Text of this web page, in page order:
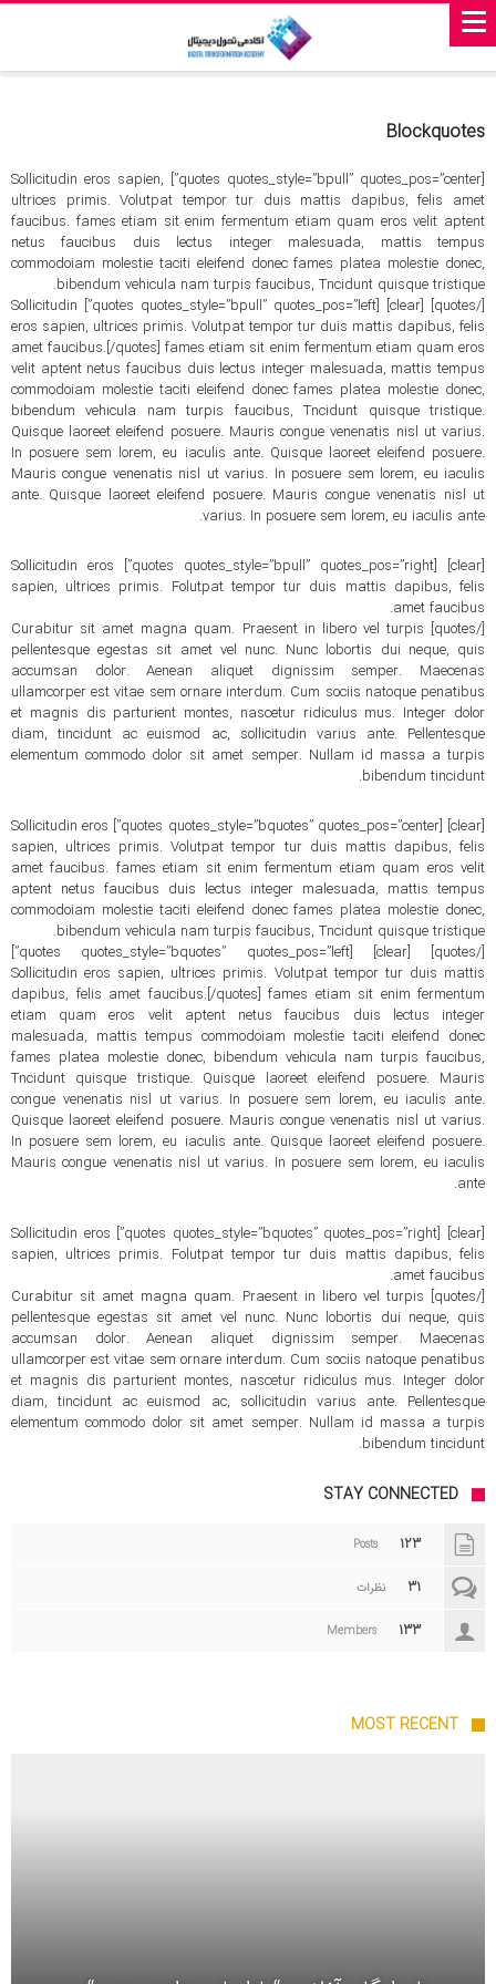
Blockquotes
[quotes quotes_style=”bpull” quotes_pos=”center”] Sollicitudin eros sapien,
ultrices primis. Volutpat tempor tur duis mattis dapibus, felis amet
faucibus. fames etiam sit enim fermentum etiam quam eros velit aptent
netus faucibus duis lectus integer malesuada, mattis tempus
commodoiam molestie taciti eleifend donec fames platea molestie donec,
bibendum vehicula nam turpis faucibus, Tncidunt quisque tristique.
[/quotes] [clear] [quotes quotes_style=”bpull” quotes_pos=”left”] Sollicitudin
eros sapien, ultrices primis. Volutpat tempor tur duis mattis dapibus, felis
amet faucibus.[/quotes] fames etiam sit enim fermentum etiam quam eros
velit aptent netus faucibus duis lectus integer malesuada, mattis tempus
commodoiam molestie taciti eleifend donec fames platea molestie donec,
bibendum vehicula nam turpis faucibus, Tncidunt quisque tristique.
Quisque laoreet eleifend posuere. Mauris congue venenatis nisl ut varius.
In posuere sem lorem, eu iaculis ante. Quisque laoreet eleifend posuere.
Mauris congue venenatis nisl ut varius. In posuere sem lorem, eu iaculis
ante. Quisque laoreet eleifend posuere. Mauris congue venenatis nisl ut
varius. In posuere sem lorem, eu iaculis ante.
[clear] [quotes quotes_style=”bpull” quotes_pos=”right”] Sollicitudin eros
sapien, ultrices primis. Folutpat tempor tur duis mattis dapibus, felis
amet faucibus.
[/quotes] Curabitur sit amet magna quam. Praesent in libero vel turpis
pellentesque egestas sit amet vel nunc. Nunc lobortis dui neque, quis
accumsan dolor. Aenean aliquet dignissim semper. Maecenas
ullamcorper est vitae sem ornare interdum. Cum sociis natoque penatibus
et magnis dis parturient montes, nascetur ridiculus mus. Integer dolor
diam, tincidunt ac euismod ac, sollicitudin varius ante. Pellentesque
elementum commodo dolor sit amet semper. Nullam id massa a turpis
bibendum tincidunt.
[clear] [quotes quotes_style=”bquotes” quotes_pos=”center”] Sollicitudin eros
sapien, ultrices primis. Volutpat tempor tur duis mattis dapibus, felis
amet faucibus. fames etiam sit enim fermentum etiam quam eros velit
aptent netus faucibus duis lectus integer malesuada, mattis tempus
commodoiam molestie taciti eleifend donec fames platea molestie donec,
bibendum vehicula nam turpis faucibus, Tncidunt quisque tristique.
[/quotes] [clear] [quotes quotes_style=”bquotes” quotes_pos=”left”]
Sollicitudin eros sapien, ultrices primis. Volutpat tempor tur duis mattis
dapibus, felis amet faucibus.[/quotes] fames etiam sit enim fermentum
etiam quam eros velit aptent netus faucibus duis lectus integer
malesuada, mattis tempus commodoiam molestie taciti eleifend donec
fames platea molestie donec, bibendum vehicula nam turpis faucibus,
Tncidunt quisque tristique. Quisque laoreet eleifend posuere. Mauris
congue venenatis nisl ut varius. In posuere sem lorem, eu iaculis ante.
Quisque laoreet eleifend posuere. Mauris congue venenatis nisl ut varius.
In posuere sem lorem, eu iaculis ante. Quisque laoreet eleifend posuere.
Mauris congue venenatis nisl ut varius. In posuere sem lorem, eu iaculis
ante.
[clear] [quotes quotes_style=”bquotes” quotes_pos=”right”] Sollicitudin eros
sapien, ultrices primis. Folutpat tempor tur duis mattis dapibus, felis
amet faucibus.
[/quotes] Curabitur sit amet magna quam. Praesent in libero vel turpis
pellentesque egestas sit amet vel nunc. Nunc lobortis dui neque, quis
accumsan dolor. Aenean aliquet dignissim semper. Maecenas
ullamcorper est vitae sem ornare interdum. Cum sociis natoque penatibus
et magnis dis parturient montes, nascetur ridiculus mus. Integer dolor
diam, tincidunt ac euismod ac, sollicitudin varius ante. Pellentesque
elementum commodo dolor sit amet semper. Nullam id massa a turpis
bibendum tincidunt.
STAY CONNECTED
123
Posts
31 نظرات
133
Members
MOST RECENT